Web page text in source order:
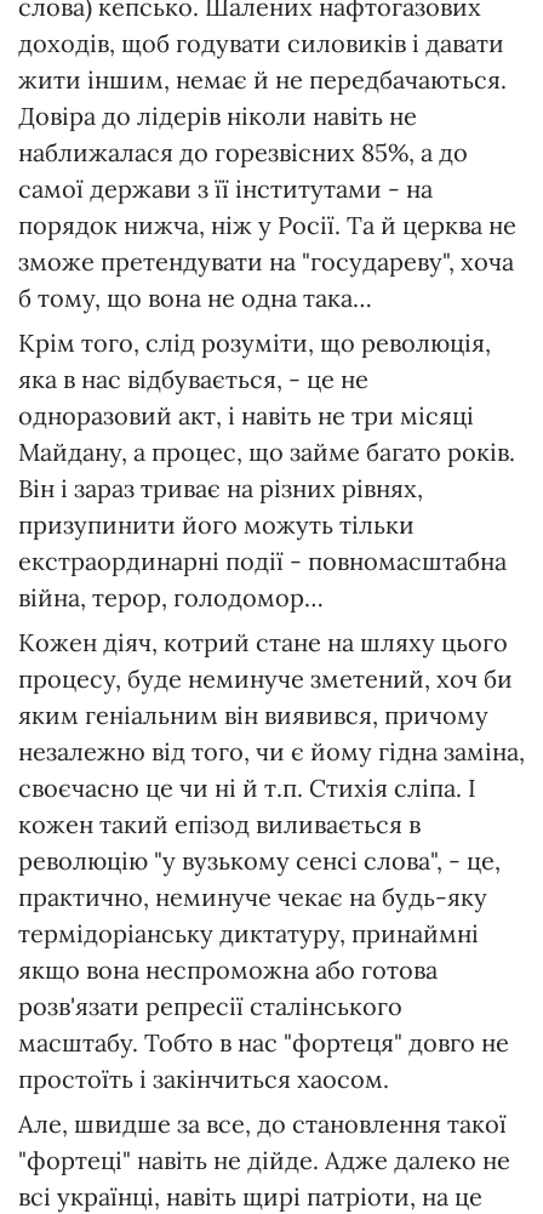
слова) кепсько. Шалених нафтогазових
доходів, щоб годувати силовиків і давати
жити іншим, немає й не передбачаються.
Довіра до лідерів ніколи навіть не
наближалася до горезвісних 85%, а до
самої держави з її інститутами - на
порядок нижча, ніж у Росії. Та й церква не
зможе претендувати на "государеву", хоча
б тому, що вона не одна така…
Крім того, слід розуміти, що революція,
яка в нас відбувається, - це не
одноразовий акт, і навіть не три місяці
Майдану, а процес, що займе багато років.
Він і зараз триває на різних рівнях,
призупинити його можуть тільки
екстраординарні події - повномасштабна
війна, терор, голодомор…
Кожен діяч, котрий стане на шляху цього
процесу, буде неминуче зметений, хоч би
яким геніальним він виявився, причому
незалежно від того, чи є йому гідна заміна,
своєчасно це чи ні й т.п. Стихія сліпа. І
кожен такий епізод виливається в
революцію "у вузькому сенсі слова", - це,
практично, неминуче чекає на будь-яку
термідоріанську диктатуру, принаймні
якщо вона неспроможна або готова
розв'язати репресії сталінського
масштабу. Тобто в нас "фортеця" довго не
простоїть і закінчиться хаосом.
Але, швидше за все, до становлення такої
"фортеці" навіть не дійде. Адже далеко не
всі українці, навіть щирі патріоти, на це